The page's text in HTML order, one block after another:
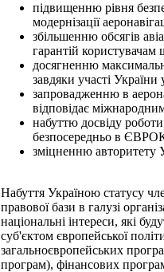
підвищенню рівня
модернізації
збільшенню обсягів
гарантій
досягненню
завдяки участі
запровадженню в
відповідає
набуттю досвіду
безпосередньо в
зміцненню авторитету
Набуття Україною статусу
правової бази в галузі
національні інтереси, які
суб'єктом європейської
загальноєвропейських
програм), фінансових